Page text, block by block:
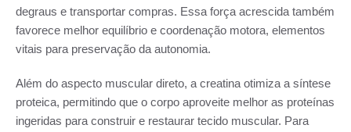
degraus e transportar compras. Essa força acrescida também
favorece melhor equilíbrio e coordenação motora, elementos
vitais para preservação da autonomia.
Além do aspecto muscular direto, a creatina otimiza a síntese
proteica, permitindo que o corpo aproveite melhor as proteínas
ingeridas para construir e restaurar tecido muscular. Para